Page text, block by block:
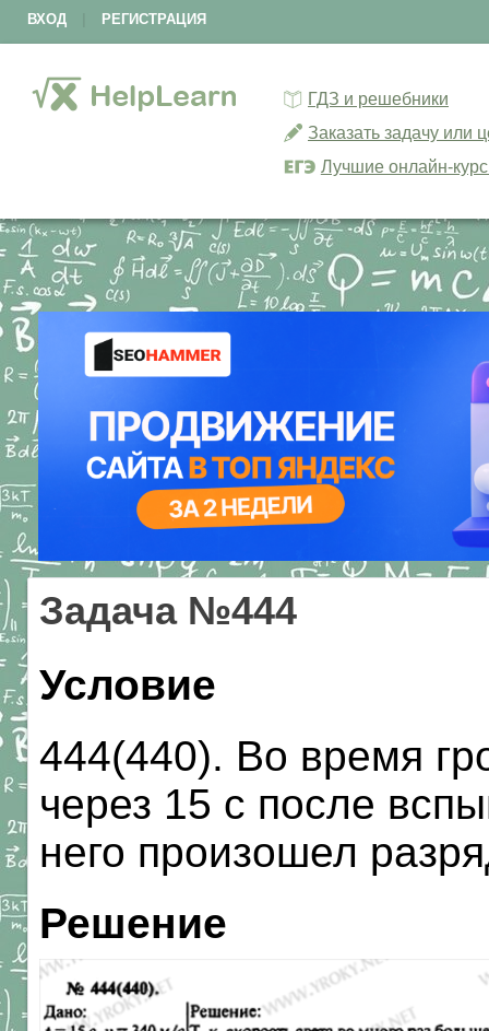
ВХОД РЕГИСТРАЦИЯ
ГДЗ и решебники
Заказать задачу или
Лучшие онлайн-
Задача №444
Условие
444(440). Во время
через 15 с после
него произошел
Решение